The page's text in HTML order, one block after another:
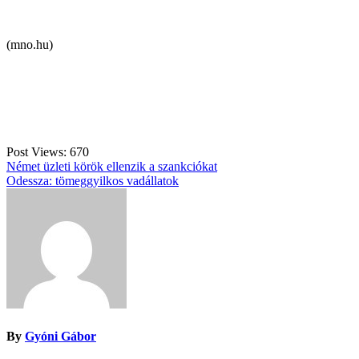
(mno.hu)
Post Views: 670
Bejegyzés
navigáció
Német üzleti körök ellenzik a szankciókat
Odessza: tömeggyilkos vadállatok
By Gyóni Gábor